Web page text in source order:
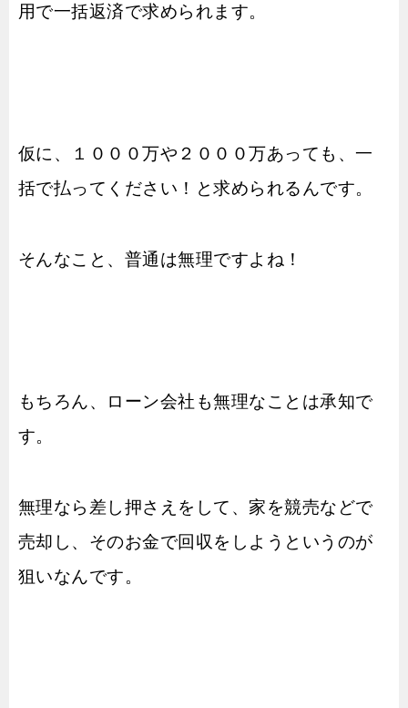
用で一括返済で求められます。
仮に、１０００万や２０００万あっても、一
括で払ってください！と求められるんです。
そんなこと、普通は無理ですよね！
もちろん、ローン会社も無理なことは承知で
す。
無理なら差し押さえをして、家を競売などで
売却し、そのお金で回収をしようというのが
狙いなんです。